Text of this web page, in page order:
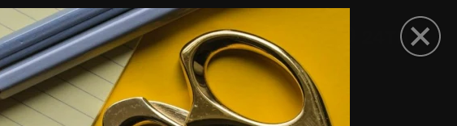
Открыть приложение